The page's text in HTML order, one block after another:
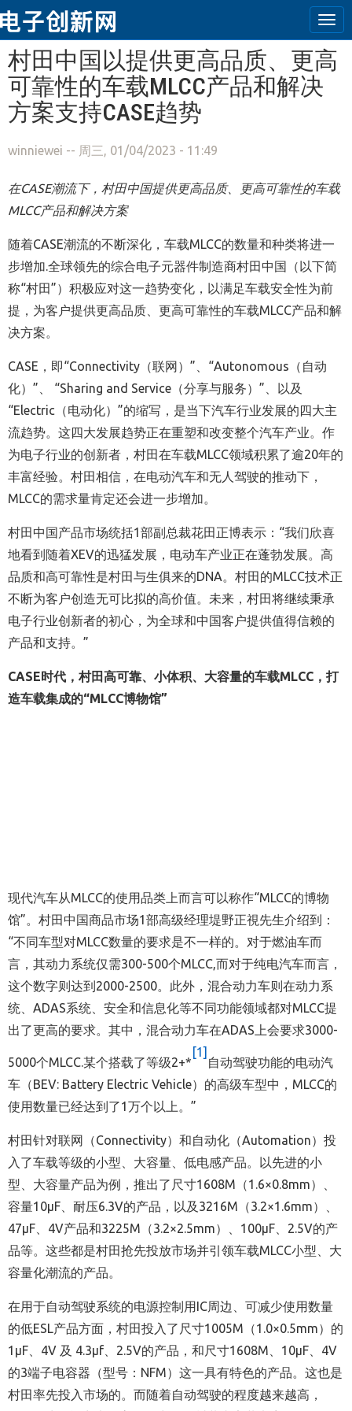
跳转到主要内容
村田中国以提供更高品质、更高
可靠性的车载MLCC产品和解决
方案支持CASE趋势
winniewei -- 周三, 01/04/2023 - 11:49
在CASE潮流下，村田中国提供更高品质、更高可靠性的车载
MLCC产品和解决方案
随着CASE潮流的不断深化，车载MLCC的数量和种类将进一
步增加.全球领先的综合电子元器件制造商村田中国（以下简
称“村田”）积极应对这一趋势变化，以满足车载安全性为前
提，为客户提供更高品质、更高可靠性的车载MLCC产品和解
决方案。
CASE，即“Connectivity（联网）”、“Autonomous（自动
化）”、 “Sharing and Service（分享与服务）”、以及
“Electric（电动化）”的缩写，是当下汽车行业发展的四大主
流趋势。这四大发展趋势正在重塑和改变整个汽车产业。作
为电子行业的创新者，村田在车载MLCC领域积累了逾20年的
丰富经验。村田相信，在电动汽车和无人驾驶的推动下，
MLCC的需求量肯定还会进一步增加。
村田中国产品市场统括1部副总裁花田正博表示：“我们欣喜
地看到随着XEV的迅猛发展，电动车产业正在蓬勃发展。高
品质和高可靠性是村田与生俱来的DNA。村田的MLCC技术正
不断为客户创造无可比拟的高价值。未来，村田将继续秉承
电子行业创新者的初心，为全球和中国客户提供值得信赖的
产品和支持。”
CASE时代，村田高可靠、小体积、大容量的车载MLCC ，打
造车载集成的“MLCC博物馆”
现代汽车从MLCC的使用品类上而言可以称作“MLCC的博物
馆”。村田中国商品市场1部高级经理堤野正視先生介绍到：
“不同车型对MLCC数量的要求是不一样的。对于燃油车而
言，其动力系统仅需300-500个MLCC,而对于纯电汽车而言，
这个数字则达到2000-2500。此外，混合动力车则在动力系
统、ADAS系统、安全和信息化等不同功能领域都对MLCC提
出了更高的要求。其中，混合动力车在ADAS上会要求3000-
5000个MLCC.某个搭载了等级2+*
[1]
自动驾驶功能的电动汽
车（BEV: Battery Electric Vehicle）的高级车型中，MLCC的
使用数量已经达到了1万个以上。”
村田针对联网（Connectivity）和自动化（Automation）投
入了车载等级的小型、大容量、低电感产品。以先进的小
型、大容量产品为例，推出了尺寸1608M（1.6×0.8mm）、
容量10μF、耐压6.3V的产品，以及3216M（3.2×1.6mm）、
47μF、4V产品和3225M（3.2×2.5mm）、100μF、2.5V的产
品等。这些都是村田抢先投放市场并引领车载MLCC小型、大
容量化潮流的产品。
在用于自动驾驶系统的电源控制用IC周边、可减少使用数量
的低ESL产品方面，村田投入了尺寸1005M（1.0×0.5mm）的
1μF、4V 及 4.3μf、2.5V的产品，和尺寸1608M、10μF、4V
的3端子电容器（型号：NFM）这一具有特色的产品。这也是
村田率先投入市场的。而随着自动驾驶的程度越来越高，